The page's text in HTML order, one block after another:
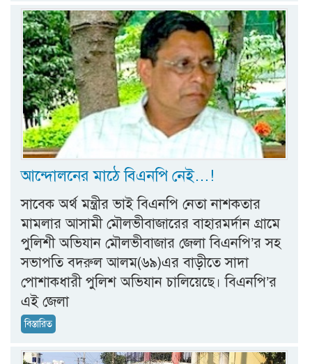
আন্দোলনের মাঠে বিএনপি নেই…!
সাবেক অর্থ মন্ত্রীর ভাই বিএনপি নেতা নাশকতার
মামলার আসামী মৌলভীবাজারের বাহারমর্দান গ্রামে
পুলিশী অভিযান মৌলভীবাজার জেলা বিএনপি’র সহ
সভাপতি বদরুল আলম(৬৯)এর বাড়ীতে সাদা
পোশাকধারী পুলিশ অভিযান চালিয়েছে। বিএনপি’র
এই জেলা
বিস্তারিত